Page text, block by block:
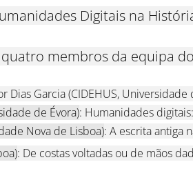
Digitais na
membros da equipa
Dias Garcia (CIDEHUS, Universidade
de Évora): Humanidades
Nova de Lisboa): A escrita antiga
: De costas voltadas ou de mãos